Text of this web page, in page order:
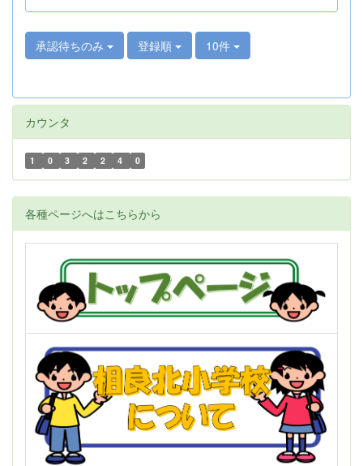
承認待ちのみ 登録順 10件
カウンタ
1 0 3 2 2 4 0
各種ページへはこちらから